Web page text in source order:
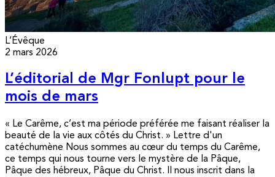
L’Évêque
2 mars 2026
L’éditorial de Mgr Fonlupt pour le
mois de mars
« Le Carême, c’est ma période préférée me faisant réaliser la
beauté de la vie aux côtés du Christ. » Lettre d'un
catéchumène Nous sommes au cœur du temps du Carême,
ce temps qui nous tourne vers le mystère de la Pâque,
Pâque des hébreux, Pâque du Christ. Il nous inscrit dans la